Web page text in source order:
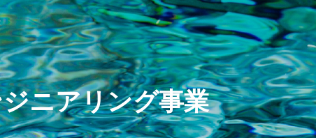
ニアリング事業